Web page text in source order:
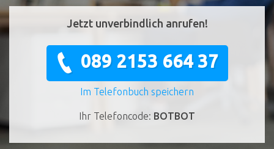
Jetzt unverbindlich anrufen!
089 2153 664 37
Im Telefonbuch speichern
Ihr Telefoncode: BOTBOT